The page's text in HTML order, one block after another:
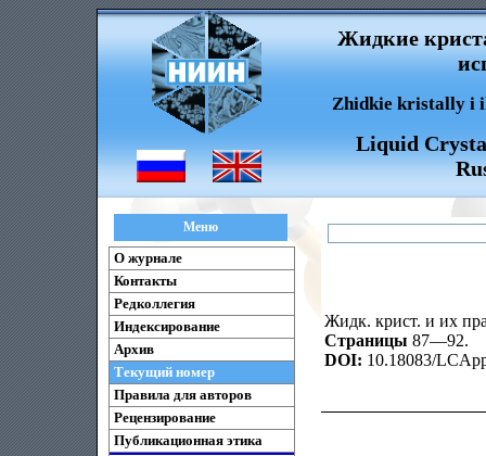
Жидкие
Zhidkie kristally i
Liquid
Меню
О журнале
Контакты
Редколлегия
Индексирование
Архив
Текущий номер
Правила для авторов
Рецензирование
Публикационная этика
Жидк. крист. и их
Страницы 87—92.
DOI: 10.18083/